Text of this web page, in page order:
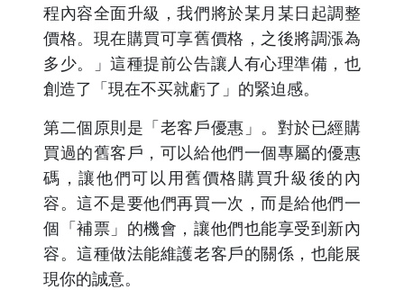
程內容全面升級，我們將於某月某日起調整
價格。現在購買可享舊價格，之後將調漲為
多少。」這種提前公告讓人有心理準備，也
創造了「現在不买就虧了」的緊迫感。
第二個原則是「老客戶優惠」。對於已經購
買過的舊客戶，可以給他們一個專屬的優惠
碼，讓他們可以用舊價格購買升級後的內
容。這不是要他們再買一次，而是給他們一
個「補票」的機會，讓他們也能享受到新內
容。這種做法能維護老客戶的關係，也能展
現你的誠意。